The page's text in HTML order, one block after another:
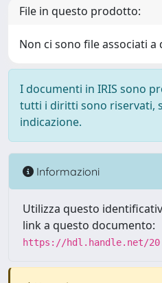
File in questo prodotto:
Non ci sono file associati
I documenti in IRIS sono
tutti i diritti sono riservati,
indicazione.
Informazioni
Utilizza questo
link a questo documento:
https://hdl.handle.net/